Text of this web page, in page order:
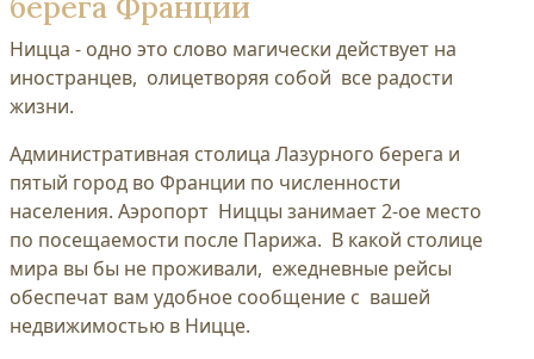
Ницца - одно это слово магически действует на
иностранцев, олицетворяя собой все радости
жизни.
Административная столица Лазурного берега и
пятый город во Франции по численности
населения. Аэропорт Ниццы занимает 2-ое место
по посещаемости после Парижа. В какой столице
мира вы бы не проживали, ежедневные рейсы
обеспечат вам удобное сообщение с вашей
недвижимостью в Ницце.